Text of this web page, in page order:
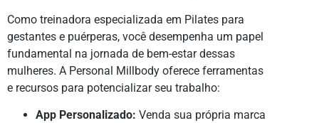
Como treinadora especializada em Pilates para
gestantes e puérperas, você desempenha um papel
fundamental na jornada de bem-estar dessas
mulheres. A Personal Millbody oferece ferramentas
e recursos para potencializar seu trabalho:
App Personalizado: Venda sua própria marca